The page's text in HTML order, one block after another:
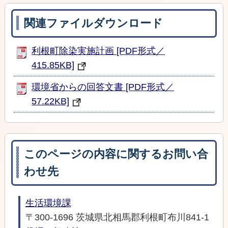
関連ファイルダウンロード
利根町除染実施計画 [PDF形式／
415.85KB]
環境省からの回答文書 [PDF形式／
57.22KB]
このページの内容に関するお問い合
わせ先
生活環境課
〒300-1696 茨城県北相馬郡利根町布川841-1